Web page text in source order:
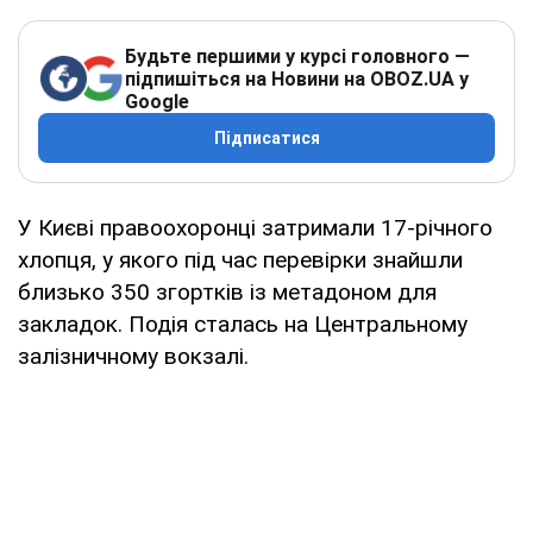
Будьте першими у курсі головного —
підпишіться на Новини на OBOZ.UA у
Google
Підписатися
У Києві правоохоронці затримали 17-річного
хлопця, у якого під час перевірки знайшли
близько 350 згортків із метадоном для
закладок. Подія сталась на Центральному
залізничному вокзалі.